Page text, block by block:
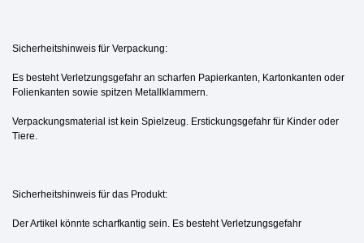
Sicherheitshinweis für Verpackung:
Es besteht Verletzungsgefahr an scharfen Papierkanten, Kartonkanten oder
Folienkanten sowie spitzen Metallklammern.
Verpackungsmaterial ist kein Spielzeug. Erstickungsgefahr für Kinder oder
Tiere.
Sicherheitshinweis für das Produkt:
Der Artikel könnte scharfkantig sein. Es besteht Verletzungsgefahr